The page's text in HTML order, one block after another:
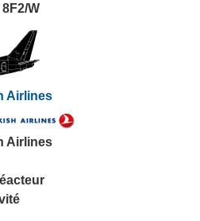
W
Airlines
Airlines